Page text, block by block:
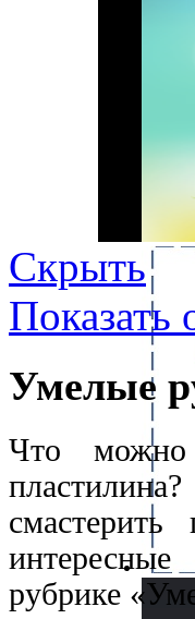
Скрыть
Показать
Умелые
Что
рубрике